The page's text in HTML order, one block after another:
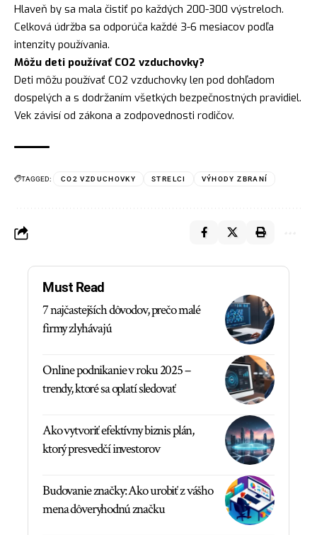
Hlaveň by sa mala čistiť po každých 200-300 výstreloch.
Celková údržba sa odporúča každé 3-6 mesiacov podľa
intenzity používania.
Môžu deti používať CO2 vzduchovky?
Deti môžu používať CO2 vzduchovky len pod dohľadom
dospelých a s dodržaním všetkých bezpečnostných pravidiel.
Vek závisí od zákona a zodpovednosti rodičov.
TAGGED: CO2 VZDUCHOVKY STRELCI VÝHODY ZBRANÍ
Must Read
7 najčastejších dôvodov, prečo malé
firmy zlyhávajú
Online podnikanie v roku 2025 –
trendy, ktoré sa oplatí sledovať
Ako vytvoriť efektívny biznis plán,
ktorý presvedčí investorov
Budovanie značky: Ako urobiť z vášho
mena dôveryhodnú značku